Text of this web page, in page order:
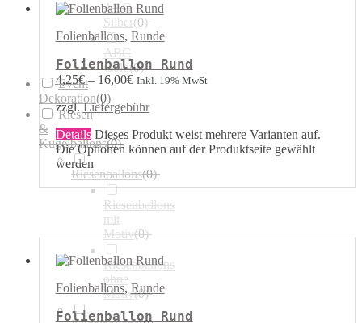
Folienballons, Runde
Folienballon Rund
4,25€– 16,00€ Inkl. 19% MwSt
zzgl.Liefergebühr
Details Dieses Produkt weist mehrere Varianten auf.
Die Optionen können auf der Produktseite gewählt
werden
Folienballons,Runde
Folienballon Rund
ABC
Silber(0)
ABC
Gold(0)
Event
Dekoration(0)
Riesen
&
Kugelballons(0)
Riesenballons(0)
Riesenballons
mit
Motiv(0)
Riesenballons
ohne
Motiv(0)